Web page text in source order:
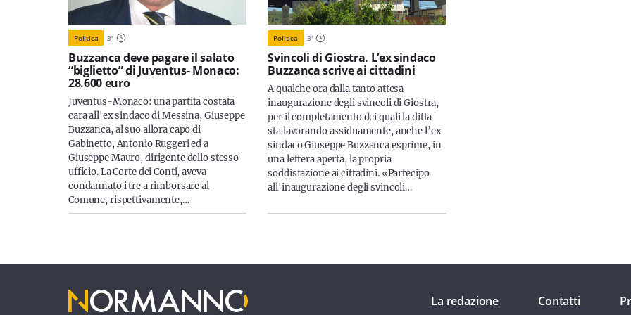
Politica 3'
Buzzanca deve pagare il salato
“biglietto” di Juventus- Monaco:
28.600 euro
Juventus-Monaco: una partita costata
cara all'ex sindaco di Messina, Giuseppe
Buzzanca, al suo allora capo di
Gabinetto, Antonio Ruggeri ed a
Giuseppe Mauro, dirigente dello stesso
ufficio. La Corte dei Conti, aveva
condannato i tre a rimborsare al
Comune, rispettivamente,…
Politica 3'
Svincoli di Giostra. L’ex sindaco
Buzzanca scrive ai cittadini
A qualche ora dalla tanto attesa
inaugurazione degli svincoli di Giostra,
per il completamento dei quali la ditta
sta lavorando assiduamente, anche l’ex
sindaco Giuseppe Buzzanca esprime, in
una lettera aperta, la propria
soddisfazione ai cittadini. «Partecipo
all'inaugurazione degli svincoli…
La redazione Contatti